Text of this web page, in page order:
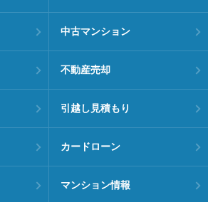
中古マンション
不動産売却
引越し見積もり
カードローン
マンション情報